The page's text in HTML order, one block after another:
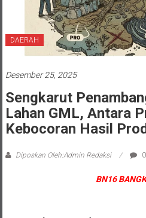
DAERAH
Desember 25, 2025
Sengkarut
Lahan GML, Antara
Kebocoran Hasil
Diposkan Oleh:Admin Redaksi
BN16